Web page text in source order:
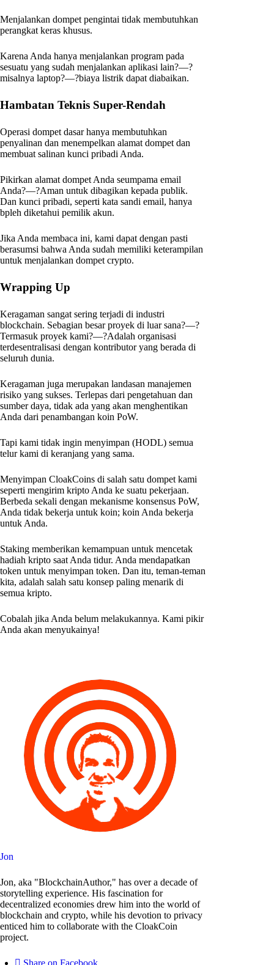
Menjalankan dompet pengintai tidak membutuhkan
perangkat keras khusus.
Karena Anda hanya menjalankan program pada
sesuatu yang sudah menjalankan aplikasi lain?—?
misalnya laptop?—?biaya listrik dapat diabaikan.
Hambatan Teknis Super-Rendah
Operasi dompet dasar hanya membutuhkan
penyalinan dan menempelkan alamat dompet dan
membuat salinan kunci pribadi Anda.
Pikirkan alamat dompet Anda seumpama email
Anda?—?Aman untuk dibagikan kepada publik.
Dan kunci pribadi, seperti kata sandi email, hanya
bpleh diketahui pemilik akun.
Jika Anda membaca ini, kami dapat dengan pasti
berasumsi bahwa Anda sudah memiliki keterampilan
untuk menjalankan dompet crypto.
Wrapping Up
Keragaman sangat sering terjadi di industri
blockchain. Sebagian besar proyek di luar sana?—?
Termasuk proyek kami?—?Adalah organisasi
terdesentralisasi dengan kontributor yang berada di
seluruh dunia.
Keragaman juga merupakan landasan manajemen
risiko yang sukses. Terlepas dari pengetahuan dan
sumber daya, tidak ada yang akan menghentikan
Anda dari penambangan koin PoW.
Tapi kami tidak ingin menyimpan (HODL) semua
telur kami di keranjang yang sama.
Menyimpan CloakCoins di salah satu dompet kami
seperti mengirim kripto Anda ke suatu pekerjaan.
Berbeda sekali dengan mekanisme konsensus PoW,
Anda tidak bekerja untuk koin; koin Anda bekerja
untuk Anda.
Staking memberikan kemampuan untuk mencetak
hadiah kripto saat Anda tidur. Anda mendapatkan
token untuk menyimpan token. Dan itu, teman-teman
kita, adalah salah satu konsep paling menarik di
semua kripto.
Cobalah jika Anda belum melakukannya. Kami pikir
Anda akan menyukainya!
Jon
Jon, aka "BlockchainAuthor," has over a decade of
storytelling experience. His fascination for
decentralized economies drew him into the world of
blockchain and crypto, while his devotion to privacy
enticed him to collaborate with the CloakCoin
project.
Share on Facebook